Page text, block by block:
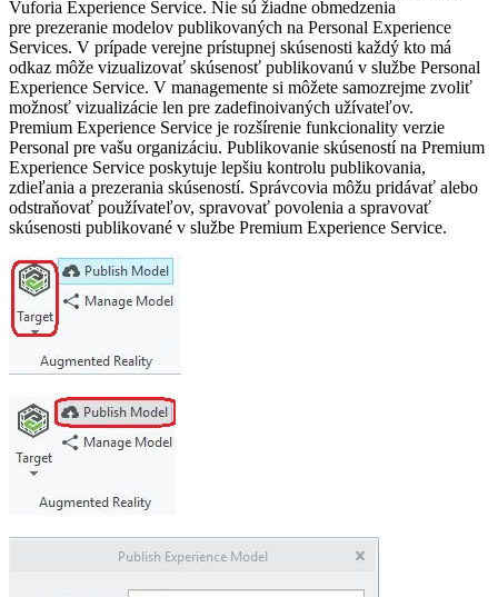
Vuforia Experience Service. Nie sú žiadne obmedzenia
pre prezeranie modelov publikovaných na Personal Experience
Services. V prípade verejne prístupnej skúsenosti každý kto má
odkaz môže vizualizovať skúsenosť publikovanú v službe Personal
Experience Service. V managemente si môžete samozrejme zvoliť
možnosť vizualizácie len pre zadefinoivaných užívateľov.
Premium Experience Service je rozšírenie funkcionality verzie
Personal pre vašu organizáciu. Publikovanie skúseností na Premium
Experience Service poskytuje lepšiu kontrolu publikovania,
zdieľania a prezerania skúseností. Správcovia môžu pridávať alebo
odstraňovať používateľov, spravovať povolenia a spravovať
skúsenosti publikované v službe Premium Experience Service.